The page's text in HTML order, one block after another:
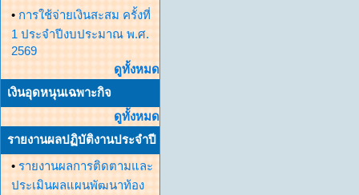
• การใช้จ่ายเงินสะสม ครั้งที่
1 ประจำปีงบประมาณ พ.ศ.
2569
ดูทั้งหมด
เงินอุดหนุนเฉพาะกิจ
ดูทั้งหมด
รายงานผลปฏิบัติงานประจำปี
• รายงานผลการติดตามและ
ประเมินผลแผนพัฒนาท้อง